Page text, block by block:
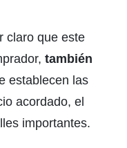
claro que este
también
establecen las
acordado, el
importantes.